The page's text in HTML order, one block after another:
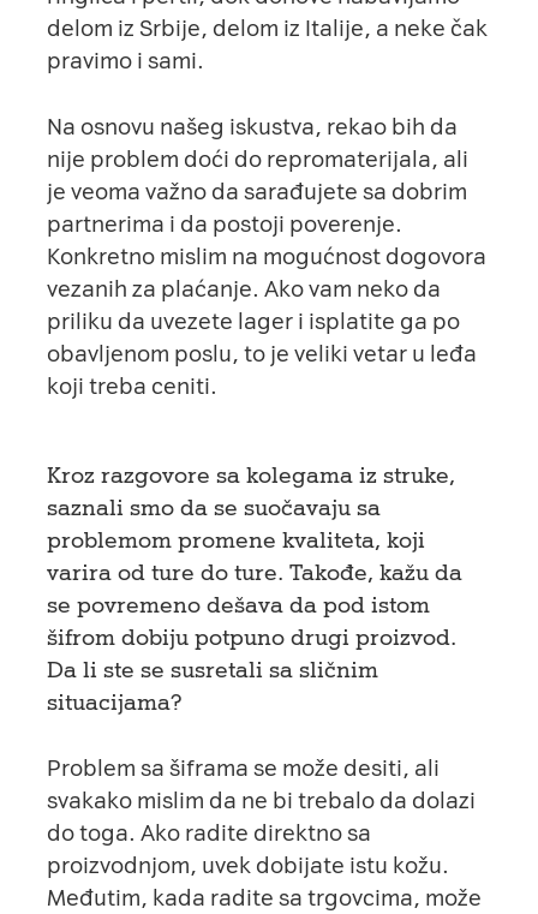
delom iz Srbije, delom iz Italije, a neke čak
pravimo i sami.
Na osnovu našeg iskustva, rekao bih da
nije problem doći do repromaterijala, ali
je veoma važno da sarađujete sa dobrim
partnerima i da postoji poverenje.
Konkretno mislim na mogućnost dogovora
vezanih za plaćanje. Ako vam neko da
priliku da uvezete lager i isplatite ga po
obavljenom poslu, to je veliki vetar u leđa
koji treba ceniti.
Kroz razgovore sa kolegama iz struke,
saznali smo da se suočavaju sa
problemom promene kvaliteta, koji
varira od ture do ture. Takođe, kažu da
se povremeno dešava da pod istom
šifrom dobiju potpuno drugi proizvod.
Da li ste se susretali sa sličnim
situacijama?
Problem sa šiframa se može desiti, ali
svakako mislim da ne bi trebalo da dolazi
do toga. Ako radite direktno sa
proizvodnjom, uvek dobijate istu kožu.
Međutim, kada radite sa trgovcima, može